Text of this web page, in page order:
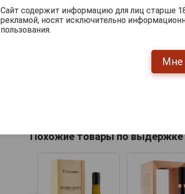
Цвет: тёплый янтарь с золотистыми
Аромат: богатый букет из мотивов
Вкус: глубокий, маслянистый,
Гастрономические сочетания:
Похожие товары по выдержке
Сайт содержит информацию для лиц старше
рекламой, носят исключительно
пользования.
Мне